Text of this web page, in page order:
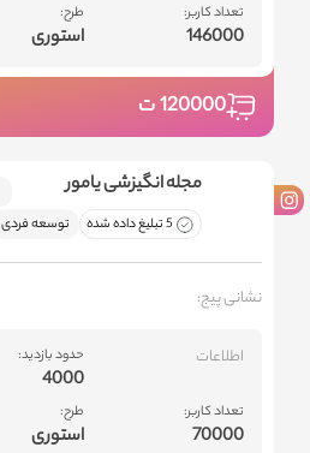
تعداد کاربر:
146000
طرح:
استوری
120000ت
مجله انگیزشی یامور
5 تبلیغ داده شده توسعه فردی
نشانی پیج:
اطلاعات
تعداد کاربر:
70000
حدود بازدید:
4000
طرح:
استوری